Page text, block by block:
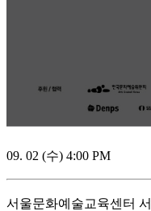
09. 02 (수) 4:00 PM
서울문화예술교육센터